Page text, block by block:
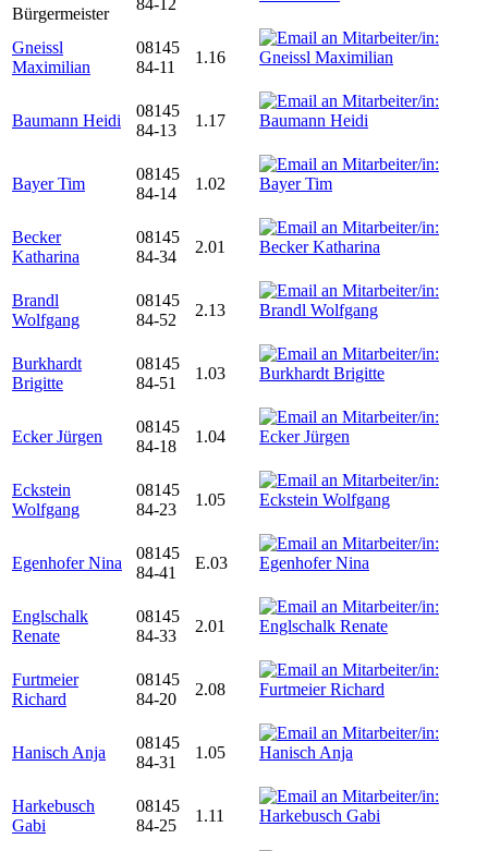
Bürgermeister
84-12
Gneissl
Maximilian
08145
84-11
1.16
Baumann Heidi
08145
84-13
1.17
Bayer Tim
08145
84-14
1.02
Becker
Katharina
08145
84-34
2.01
Brandl
Wolfgang
08145
84-52
2.13
Burkhardt
Brigitte
08145
84-51
1.03
Ecker Jürgen
08145
84-18
1.04
Eckstein
Wolfgang
08145
84-23
1.05
Egenhofer Nina
08145
84-41
E.03
Englschalk
Renate
08145
84-33
2.01
Furtmeier
Richard
08145
84-20
2.08
Hanisch Anja
08145
84-31
1.05
Harkebusch
Gabi
08145
84-25
1.11